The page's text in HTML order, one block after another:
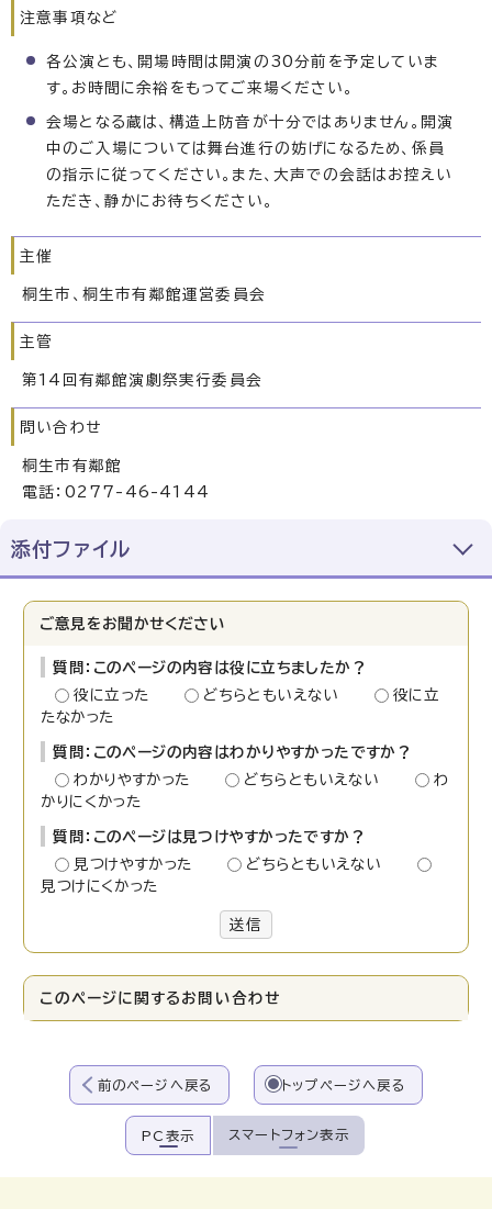
注意事項など
各公演とも、開場時間は開演の30分前を予定していま
す。お時間に余裕をもってご来場ください。
会場となる蔵は、構造上防音が十分ではありません。開演
中のご入場については舞台進行の妨げになるため、係員
の指示に従ってください。また、大声での会話はお控えい
ただき、静かにお待ちください。
主催
桐生市、桐生市有鄰館運営委員会
主管
第14回有鄰館演劇祭実行委員会
問い合わせ
桐生市有鄰館
電話：0277-46-4144
添付ファイル
ご意見をお聞かせください
質問：このページの内容は役に立ちましたか？
役に立った
どちらともいえない
役に立
たなかった
質問：このページの内容はわかりやすかったですか？
わかりやすかった
どちらともいえない
わ
かりにくかった
質問：このページは見つけやすかったですか？
見つけやすかった
どちらともいえない
見つけにくかった
送信
このページに関する お問い合わせ
前のページへ戻る トップページへ戻る
PC表示 スマートフォン表示